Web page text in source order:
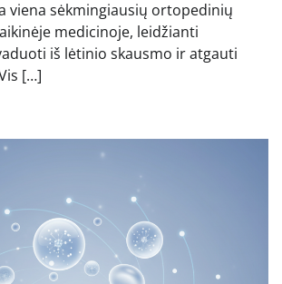
viena sėkmingiausių ortopedinių
medicinoje, leidžianti
iš lėtinio skausmo ir atgauti
[…]